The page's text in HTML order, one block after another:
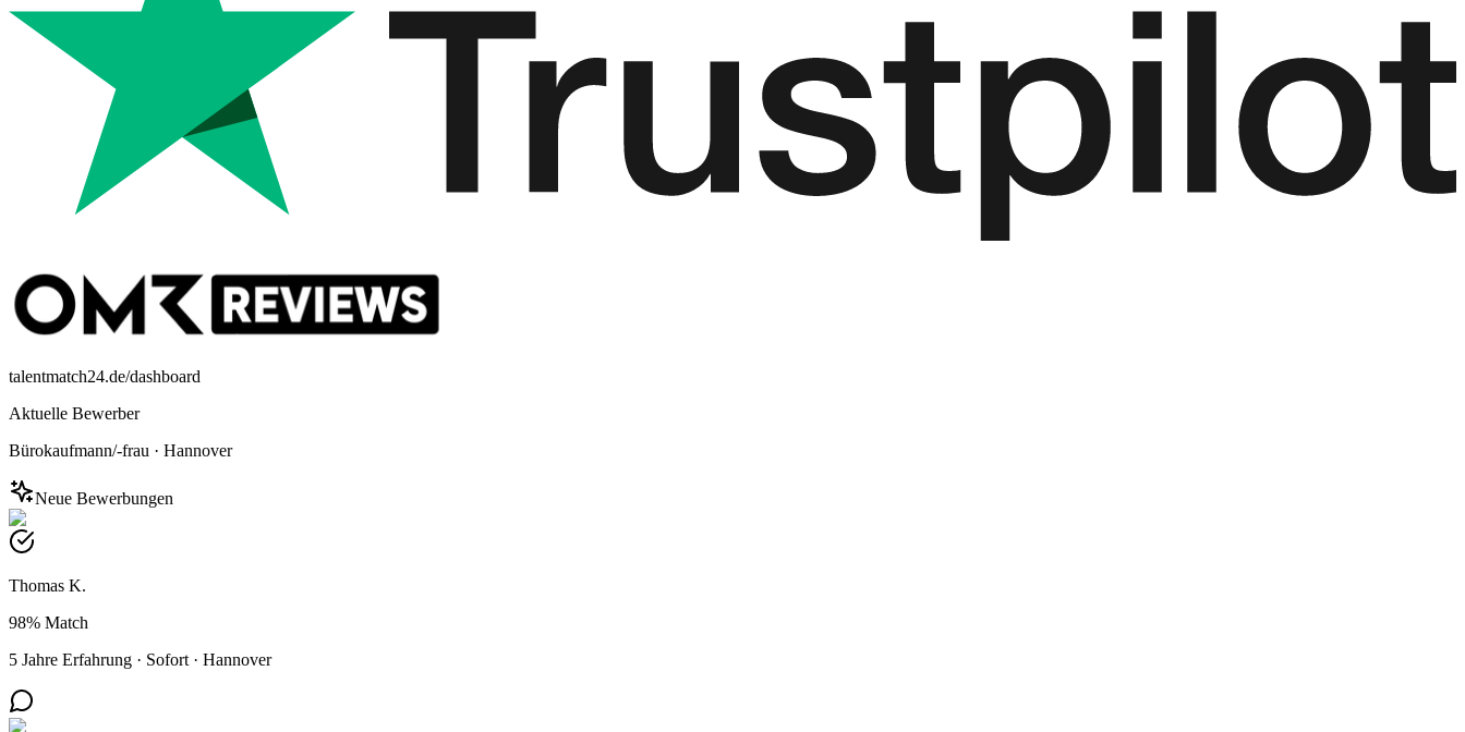
talentmatch24.de/dashboard
Aktuelle Bewerber
Bürokaufmann/-frau · Hannover
Neue Bewerbungen
Thomas K.
98% Match
5 Jahre Erfahrung · Sofort · Hannover